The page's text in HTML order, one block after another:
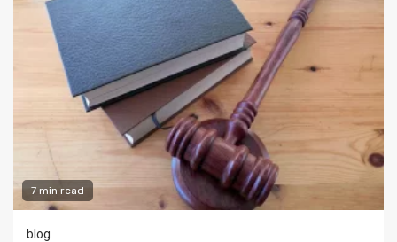
7 min read
blog